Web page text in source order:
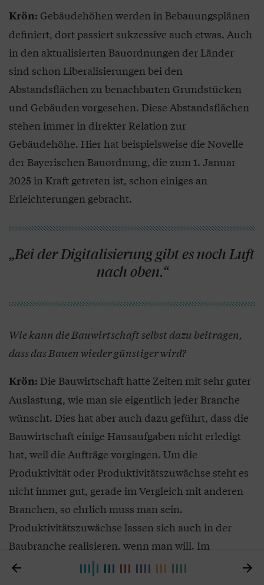
Krön: Gebäudehöhen werden in Bebauungsplänen
definiert, dort passiert sukzessive auch etwas. Auch
in den aktualisierten Bauordnungen der Länder
sind schon Liberalisierungen bei den
Abstandsflächen zu benachbarten Grundstücken
und Gebäuden vorgesehen. Diese Abstandsflächen
stehen immer in direkter Relation zur
Gebäudehöhe. Hier hat beispielsweise die Novelle
der Bayerischen Bauordnung, die zum 1. Januar
2025 in Kraft getreten ist, schon einiges an
Erleichterungen gebracht.
„Bei der Digitalisierung gibt es noch Luft
nach oben.“
Wie kann die Bauwirtschaft selbst dazu beitragen,
dass das Bauen wieder günstiger wird?
Krön: Die Bauwirtschaft hatte Zeiten mit sehr guter
Auslastung, wie man sie eigentlich jeder Branche
wünscht. Dies hat aber auch dazu geführt, dass die
Bauwirtschaft einige Hausaufgaben nicht erledigt
hat, weil die Aufträge vorgingen. Um die
Produktivität oder Produktivitätszuwächse steht es
nicht immer gut, gerade im Vergleich mit anderen
Branchen, so ehrlich muss man sein.
Produktivitätszuwächse lassen sich auch in der
Baubranche realisieren, wenn man will. Im
weitesten Sinne geht es um die Industrialisierung
 